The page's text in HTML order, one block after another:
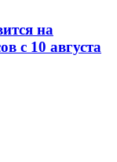
на
с 10 августа